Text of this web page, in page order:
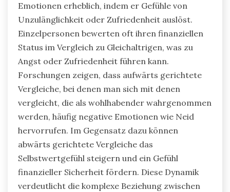
Emotionen erheblich, indem er Gefühle von
Unzulänglichkeit oder Zufriedenheit auslöst.
Einzelpersonen bewerten oft ihren finanziellen
Status im Vergleich zu Gleichaltrigen, was zu
Angst oder Zufriedenheit führen kann.
Forschungen zeigen, dass aufwärts gerichtete
Vergleiche, bei denen man sich mit denen
vergleicht, die als wohlhabender wahrgenommen
werden, häufig negative Emotionen wie Neid
hervorrufen. Im Gegensatz dazu können
abwärts gerichtete Vergleiche das
Selbstwertgefühl steigern und ein Gefühl
finanzieller Sicherheit fördern. Diese Dynamik
verdeutlicht die komplexe Beziehung zwischen